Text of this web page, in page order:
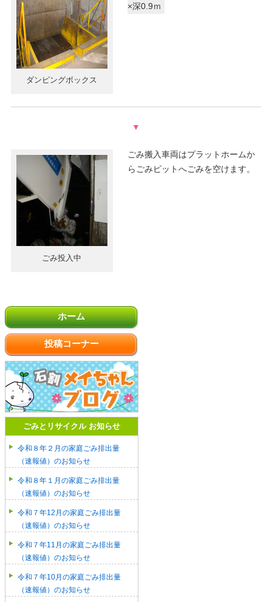
ホーム
投稿コーナー
ごみとリサイクル お知らせ
令和８年２月の家庭ごみ排出量
（速報値）のお知らせ
令和８年１月の家庭ごみ排出量
（速報値）のお知らせ
令和７年12月の家庭ごみ排出量
（速報値）のお知らせ
令和７年11月の家庭ごみ排出量
（速報値）のお知らせ
令和７年10月の家庭ごみ排出量
（速報値）のお知らせ
ダンピングボックス
×深0.9ｍ
▼
ごみ投入中
ごみ搬入車両はプラットホームか
らごみピットへごみを空けます。